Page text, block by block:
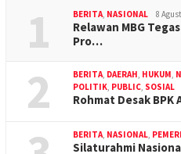
1 BERITA NASIONAL 8
Relawan MBG
Pro…
2 BERITA DAERAH HUKUM
POLITIK PUBLIC SOSIAL
Rohmat Desak
BERITA NASIONAL
Silaturahmi